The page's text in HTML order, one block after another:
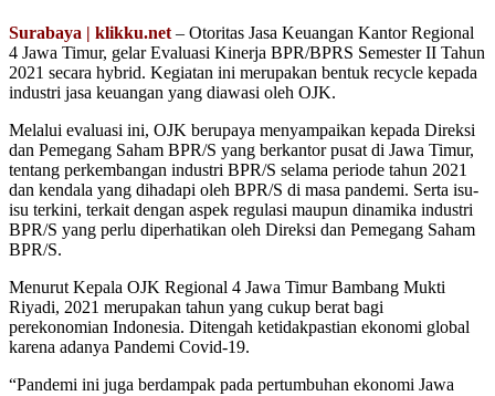
Surabaya | klikku.net – Otoritas Jasa Keuangan Kantor Regional
4 Jawa Timur, gelar Evaluasi Kinerja BPR/BPRS Semester II Tahun
2021 secara hybrid. Kegiatan ini merupakan bentuk recycle kepada
industri jasa keuangan yang diawasi oleh OJK.
Melalui evaluasi ini, OJK berupaya menyampaikan kepada Direksi
dan Pemegang Saham BPR/S yang berkantor pusat di Jawa Timur,
tentang perkembangan industri BPR/S selama periode tahun 2021
dan kendala yang dihadapi oleh BPR/S di masa pandemi. Serta isu-
isu terkini, terkait dengan aspek regulasi maupun dinamika industri
BPR/S yang perlu diperhatikan oleh Direksi dan Pemegang Saham
BPR/S.
Menurut Kepala OJK Regional 4 Jawa Timur Bambang Mukti
Riyadi, 2021 merupakan tahun yang cukup berat bagi
perekonomian Indonesia. Ditengah ketidakpastian ekonomi global
karena adanya Pandemi Covid-19.
“Pandemi ini juga berdampak pada pertumbuhan ekonomi Jawa